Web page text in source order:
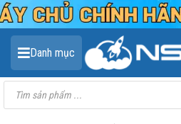
Danh mục
Tìm
kiếm
sản